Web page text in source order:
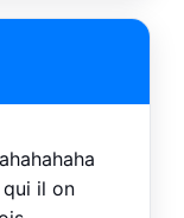
il on